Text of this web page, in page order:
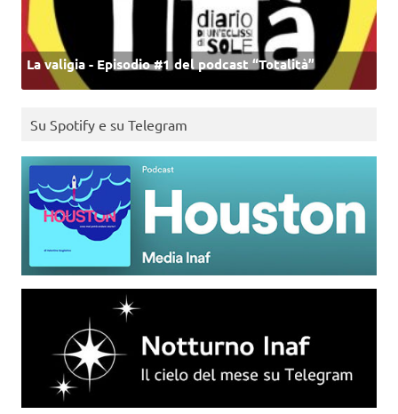
La valigia - Episodio #1 del podcast “Totalità”
Su Spotify e su Telegram